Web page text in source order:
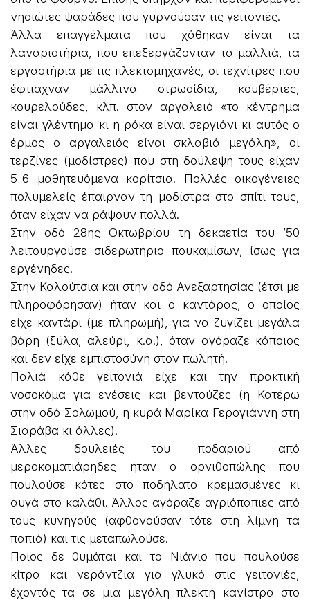
νησιώτες ψαράδες που γυρνούσαν τις γειτονιές.
Άλλα επαγγέλματα που χάθηκαν είναι τα
λαναριστήρια, που επεξεργάζονταν τα μαλλιά, τα
εργαστήρια με τις πλεκτομηχανές, οι τεχνίτρες που
έφτιαχναν μάλλινα στρωσίδια, κουβέρτες,
κουρελούδες, κλπ. στον αργαλειό «το κέντρημα
είναι γλέντημα κι η ρόκα είναι σεργιάνι κι αυτός ο
έρμος ο αργαλειός είναι σκλαβιά μεγάλη», οι
τερζίνες (μοδίστρες) που στη δούλεψή τους είχαν
5-6 μαθητευόμενα κορίτσια. Πολλές οικογένειες
πολυμελείς έπαιρναν τη μοδίστρα στο σπίτι τους,
όταν είχαν να ράψουν πολλά.
Στην οδό 28ης Οκτωβρίου τη δεκαετία του ’50
λειτουργούσε σιδερωτήριο πουκαμίσων, ίσως για
εργένηδες.
Στην Καλούτσια και στην οδό Ανεξαρτησίας (έτσι με
πληροφόρησαν) ήταν και ο καντάρας, ο οποίος
είχε καντάρι (με πληρωμή), για να ζυγίζει μεγάλα
βάρη (ξύλα, αλεύρι, κ.α.), όταν αγόραζε κάποιος
και δεν είχε εμπιστοσύνη στον πωλητή.
Παλιά κάθε γειτονιά είχε και την πρακτική
νοσοκόμα για ενέσεις και βεντούζες (η Κατέρω
στην οδό Σολωμού, η κυρά Μαρίκα Γερογιάννη στη
Σιαράβα κι άλλες).
Άλλες δουλειές του ποδαριού από
μεροκαματιάρηδες ήταν ο ορνιθοπώλης που
πουλούσε κότες στο ποδήλατο κρεμασμένες κι
αυγά στο καλάθι. Άλλος αγόραζε αγριόπαπιες από
τους κυνηγούς (αφθονούσαν τότε στη λίμνη τα
παπιά) και τις μεταπωλούσε.
Ποιος δε θυμάται και το Νιάνιο που πουλούσε
κίτρα και νεράντζια για γλυκό στις γειτονιές,
έχοντάς τα σε μια μεγάλη πλεκτή κανίστρα στο